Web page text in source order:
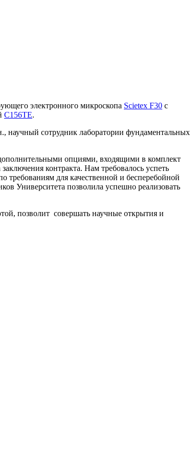
электронного микроскопа Scietex F30 c
С156TE.
научный сотрудник лаборатории фундаментальных
опциями, входящими в комплект
контракта. Нам требовалось успеть
требованиям для качественной и бесперебойной
Университета позволила успешно реализовать
позволит совершать научные открытия и